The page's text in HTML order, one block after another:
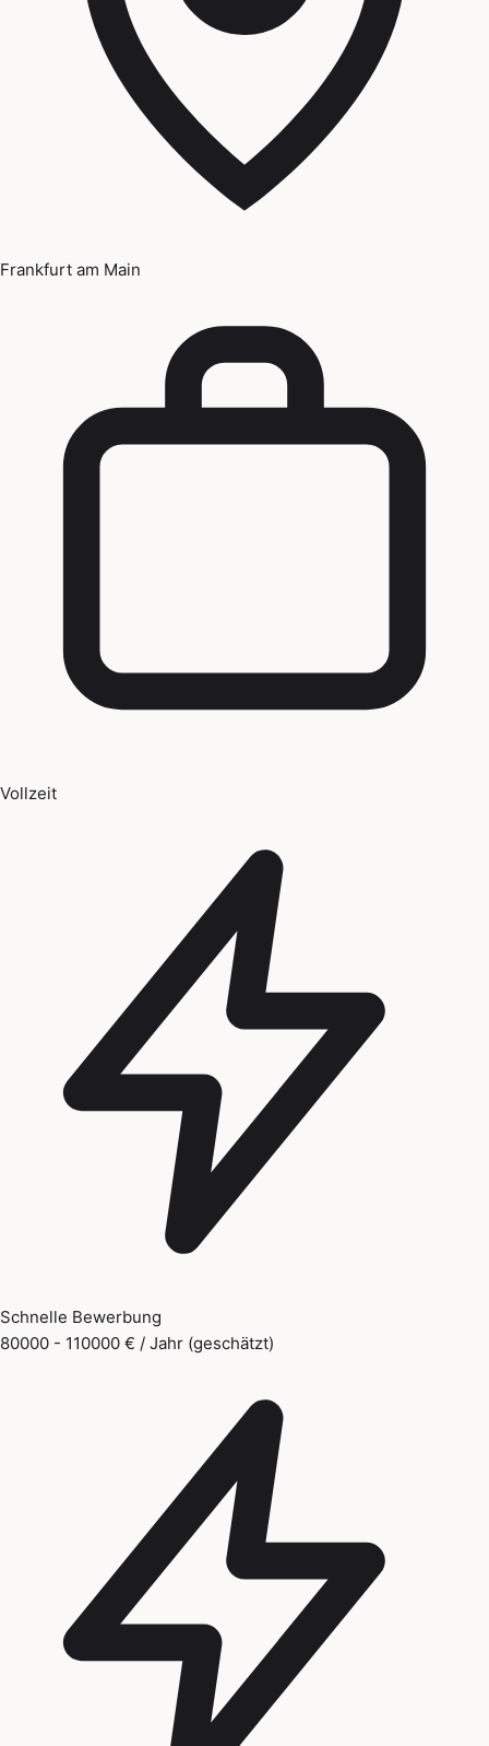
Frankfurt am Main
Vollzeit
Schnelle Bewerbung
80000 - 110000 € / Jahr (geschätzt)